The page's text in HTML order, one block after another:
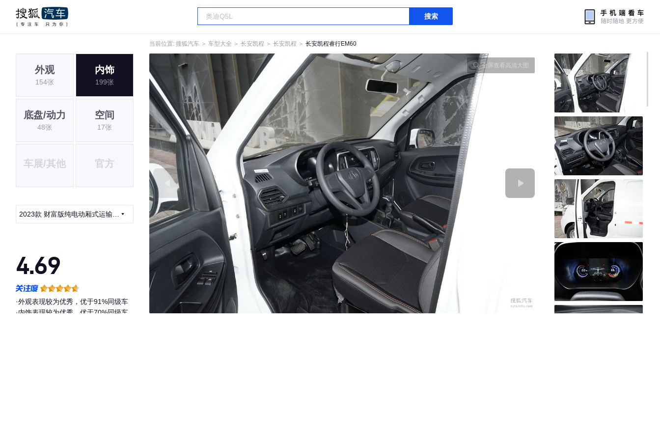
搜索
当前位置: 搜狐汽车 ＞ 车型大全 ＞ 长安凯程 ＞ 长安凯程 ＞ 长安凯程睿行EM60
外观
154张
内饰
199张
底盘/动力
48张
空间
17张
车展/其他 官方
2023款 财富版纯电动厢式运输车
4.69
·外观表现较为优秀，优于91%同级车
·内饰表现较为优秀，优于70%同级车
全屏查看高清大图